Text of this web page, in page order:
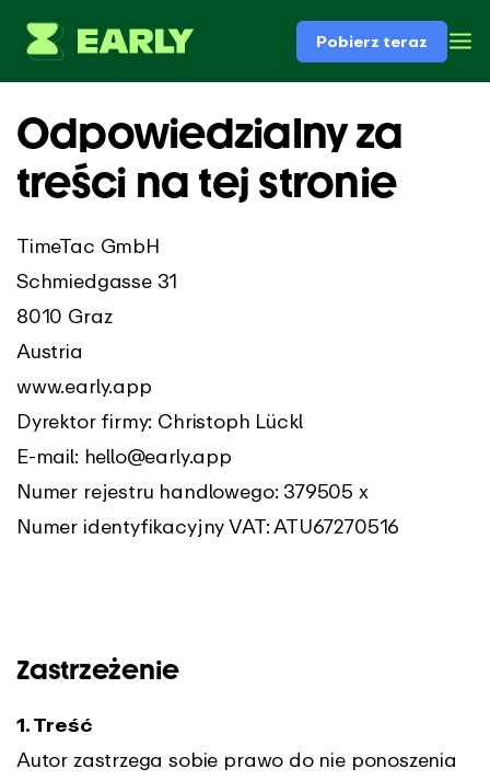
Pobierz teraz
Odpowiedzialny za
treści na tej stronie
TimeTac GmbH
Schmiedgasse 31
8010 Graz
Austria
www.early.app
Dyrektor firmy: Christoph Lückl
E-mail: hello@early.app
Numer rejestru handlowego: 379505 x
Numer identyfikacyjny VAT: ATU67270516
Zastrzeżenie
1. Treść
Autor zastrzega sobie prawo do nie ponoszenia